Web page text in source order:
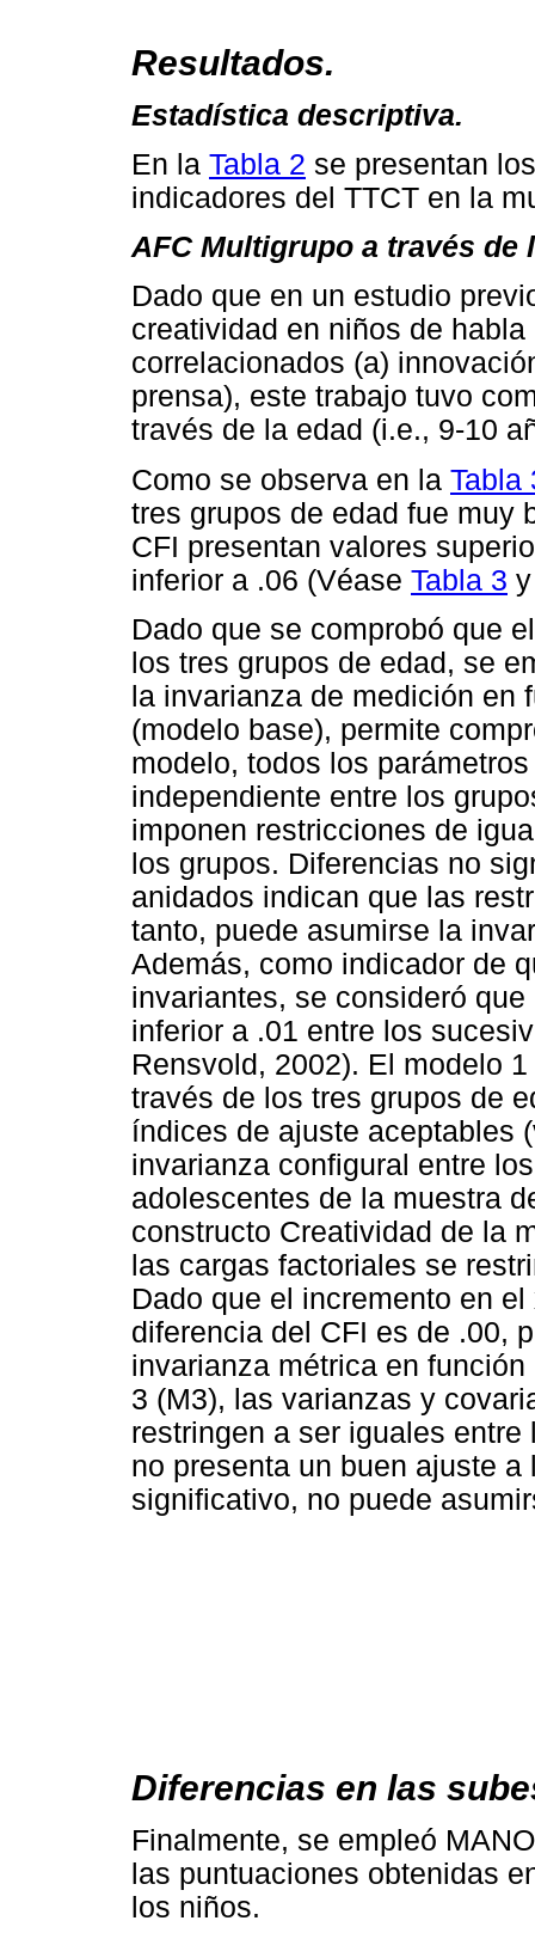
Resultados.
Estadística descriptiva.
En la Tabla 2 se presentan
indicadores del TTCT en la
AFC Multigrupo a través de
Dado que en un estudio
creatividad en niños de
correlacionados (a)
prensa), este trabajo tuvo
través de la edad (i.e., 9-10
Como se observa en la Tabla
tres grupos de edad fue muy
CFI presentan valores
inferior a .06 (Véase Tabla 3
Dado que se comprobó que
los tres grupos de edad, se
la invarianza de medición en
(modelo base), permite
modelo, todos los
independiente entre los
imponen restricciones de
los grupos. Diferencias no
anidados indican que las
tanto, puede asumirse la
Además, como indicador de
invariantes, se consideró
inferior a .01 entre los
Rensvold, 2002). El modelo
través de los tres grupos de
índices de ajuste aceptables
invarianza configural entre
adolescentes de la muestra
constructo Creatividad de la
las cargas factoriales se
Dado que el incremento en
diferencia del CFI es de .00,
invarianza métrica en
3 (M3), las varianzas y
restringen a ser iguales
no presenta un buen ajuste
significativo, no puede
Diferencias en las
Finalmente, se empleó
las puntuaciones obtenidas
los niños.